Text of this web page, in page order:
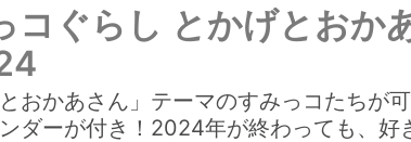
コぐらし とかげとおか
とおかあさん」テーマのすみっコたち
ダーが付き！2024年が終わっても、